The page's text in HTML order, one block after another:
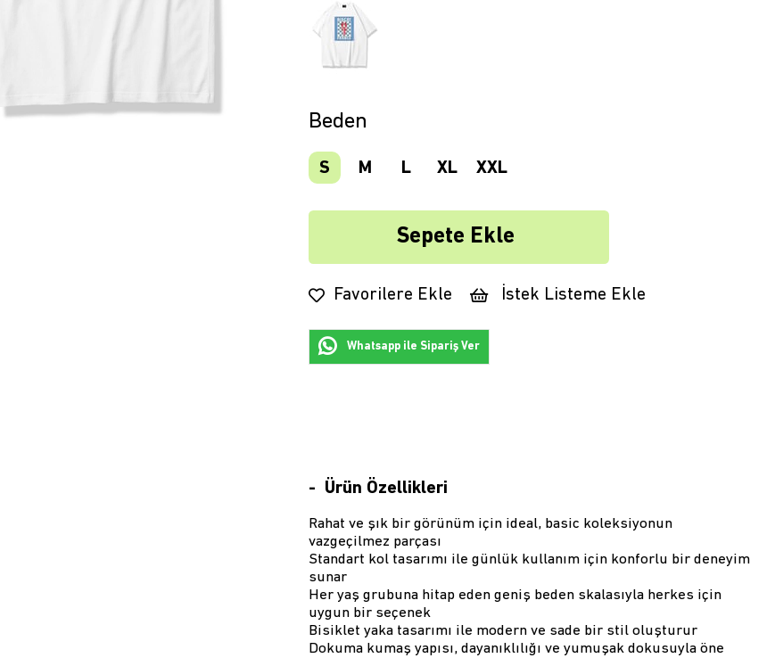
Beden
S M L XL XXL
Favorilere Ekle İstek Listeme Ekle
Whatsapp ile Sipariş Ver
Ürün Özellikleri
Rahat ve şık bir görünüm için ideal, basic koleksiyonun
vazgeçilmez parçası
Standart kol tasarımı ile günlük kullanım için konforlu bir deneyim
sunar
Her yaş grubuna hitap eden geniş beden skalasıyla herkes için
uygun bir seçenek
Bisiklet yaka tasarımı ile modern ve sade bir stil oluşturur
Dokuma kumaş yapısı, dayanıklılığı ve yumuşak dokusuyla öne